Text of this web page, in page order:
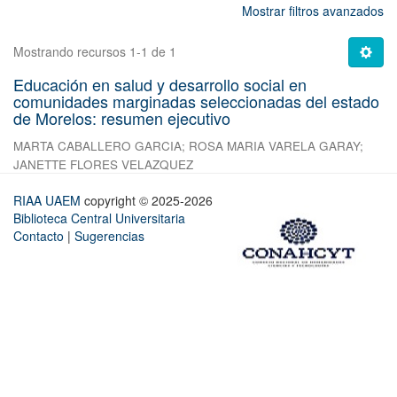
Mostrar filtros avanzados
Mostrando recursos 1-1 de 1
Educación en salud y desarrollo social en
comunidades marginadas seleccionadas del estado
de Morelos: resumen ejecutivo
MARTA CABALLERO GARCIA; ROSA MARIA VARELA GARAY;
JANETTE FLORES VELAZQUEZ
RIAA UAEM copyright © 2025-2026
Biblioteca Central Universitaria
Contacto | Sugerencias